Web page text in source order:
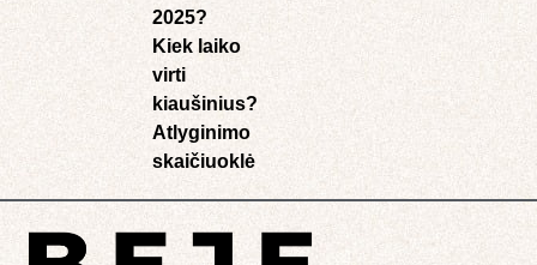
2025?
Kiek laiko
virti
kiaušinius?
Atlyginimo
skaičiuoklė​